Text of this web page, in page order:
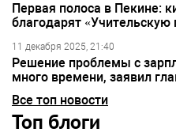
Первая полоса в Пекине:
благодарят «Учительскую
11 декабря 2025, 21:40
Решение проблемы с
много времени, заявил
Все топ новости
Топ блоги